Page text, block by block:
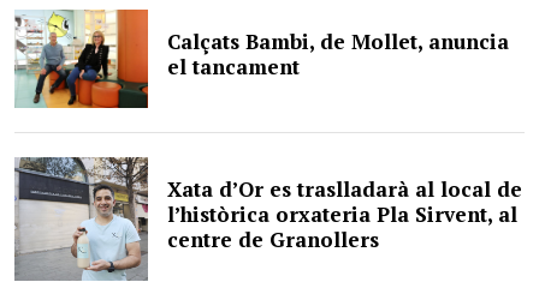
Calçats Bambi, de Mollet, anuncia
el tancament
Xata d’Or es traslladarà al local de
l’històrica orxateria Pla Sirvent, al
centre de Granollers